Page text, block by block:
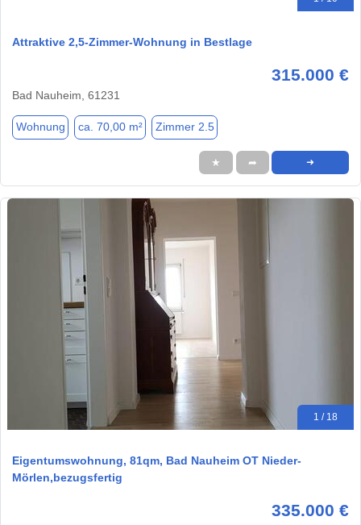
Attraktive 2,5-Zimmer-Wohnung in Bestlage
315.000 €
Bad Nauheim, 61231
Wohnung ca. 70,00 m² Zimmer 2.5
★ ➦ ➜
1 / 18
Eigentumswohnung, 81qm, Bad Nauheim OT Nieder-
Mörlen,bezugsfertig
335.000 €